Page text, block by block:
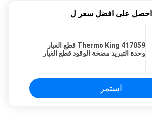
احصل على افضل سعر ل
417059 Thermo King قطع الغيار
وحدة التبريد مضخة الوقود قطع الغيار
استمر